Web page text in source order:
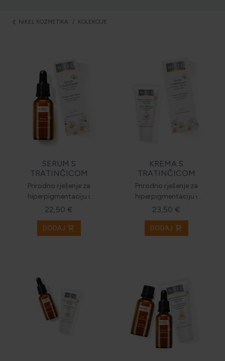
HOLISTIČKA NJEGA KOŽE
ZLATNI ELIKSIR MEDITERANA: ZAŠTO NAŠA KOŽA
DANA NA PLAŽI?
NJEGA TIJELA NAKON SUNČANJA: ZAŠTO NE BISMO
TREBALI ZABORAVITI KOŽU ISPOD VRATA?
arrow_back_ios NIKEL KOZMETIKA KOLEKCIJE
SERUM S
TRATINČICOM
Prirodno rješenje za
hiperpigmentaciju i
mrlje
22,50 €
DODAJ shopping_cart
KREMA S
TRATINČICOM
Prirodno rješenje za
hiperpigmentaciju i
mrlje
23,50 €
DODAJ shopping_cart